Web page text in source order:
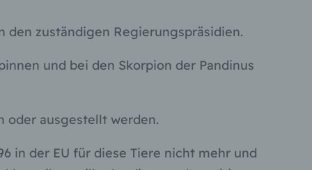
zuständigen Regierungspräsidien.
und bei den Skorpion der Pandinus
oder ausgestellt werden.
in der EU für diese Tiere nicht mehr und